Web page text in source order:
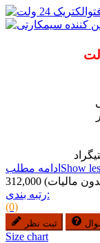
ادامه مطلب Show
مالیات)
رتبه بندی:
(0)
ثبت نظر
Size chart